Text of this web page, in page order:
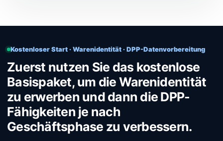
Kostenloser Start · Warenidentität · DPP-Datenvorbereitung
Zuerst nutzen Sie das kostenlose
Basispaket, um die Warenidentität
zu erwerben und dann die DPP-
Fähigkeiten je nach
Geschäftsphase zu verbessern.